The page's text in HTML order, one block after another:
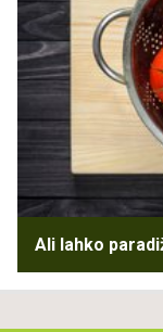
Ali lahko